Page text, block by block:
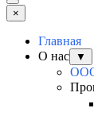
×
Главная
О нас
▼